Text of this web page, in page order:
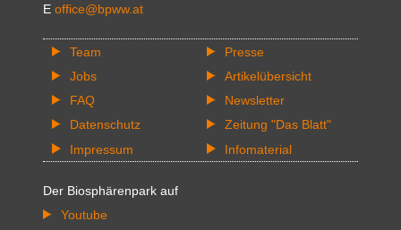
E office@bpww.at
Team
Jobs
FAQ
Datenschutz
Impressum
Presse
Artikelübersicht
Newsletter
Zeitung "Das Blatt"
Infomaterial
Der Biosphärenpark auf
Youtube